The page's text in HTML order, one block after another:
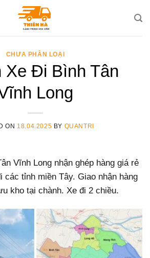
CHƯA PHÂN LOẠI
Xe Đi Bình Tân
Long
ON 18.04.2025 BY QUANTRI
Vĩnh Long nhận ghép hàng giá rẻ
các tỉnh miền Tây. Giao nhận hàng
kho tại chành. Xe đi 2 chiều.